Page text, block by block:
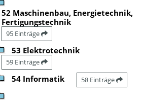
52 Maschinenbau, Energietechnik,
Fertigungstechnik
95 Einträge
53 Elektrotechnik
59 Einträge
54 Informatik 58 Einträge